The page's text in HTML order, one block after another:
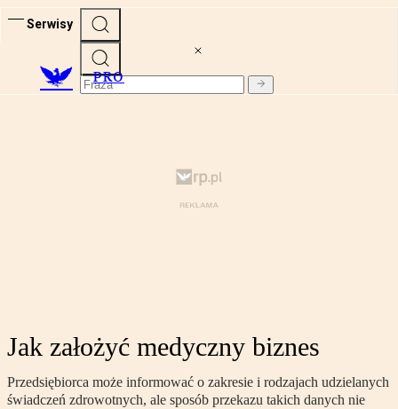
Serwisy
PRO
Jak założyć medyczny biznes
Przedsiębiorca może informować o zakresie i rodzajach udzielanych
świadczeń zdrowotnych, ale sposób przekazu takich danych nie